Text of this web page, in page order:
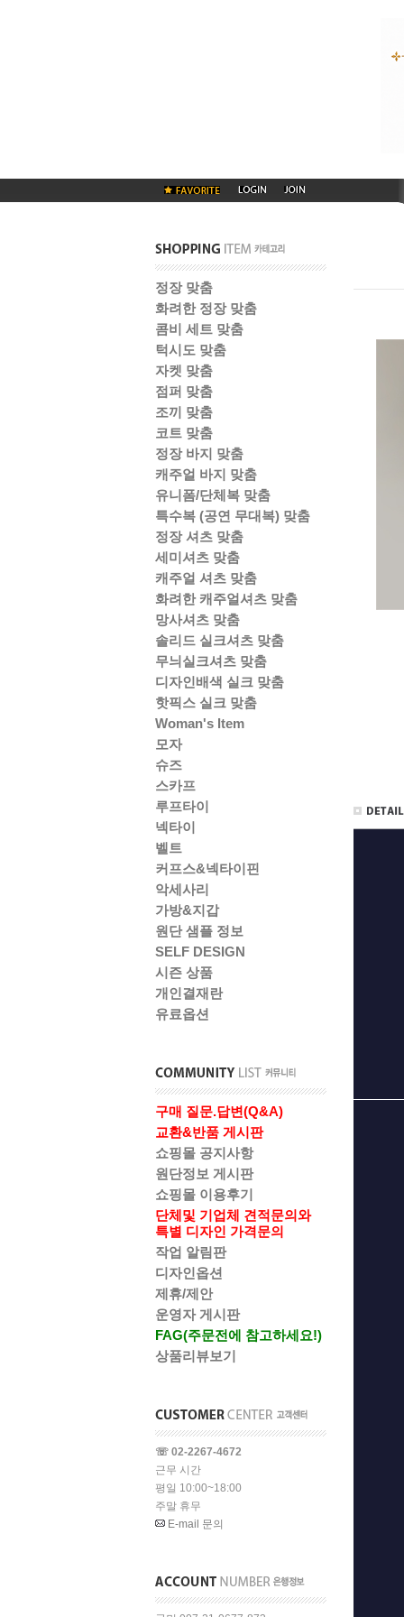
정장 맞춤
화려한 정장 맞춤
콤비 세트 맞춤
턱시도 맞춤
자켓 맞춤
점퍼 맞춤
조끼 맞춤
코트 맞춤
정장 바지 맞춤
캐주얼 바지 맞춤
유니폼/단체복 맞춤
특수복 (공연 무대복) 맞춤
정장 셔츠 맞춤
세미셔츠 맞춤
캐주얼 셔츠 맞춤
화려한 캐주얼셔츠 맞춤
망사셔츠 맞춤
솔리드 실크셔츠 맞춤
무늬실크셔츠 맞춤
디자인배색 실크 맞춤
핫픽스 실크 맞춤
Woman's Item
모자
슈즈
스카프
루프타이
넥타이
벨트
커프스&넥타이핀
악세사리
가방&지갑
원단 샘플 정보
SELF DESIGN
시즌 상품
개인결재란
유료옵션
구매 질문.답변(Q&A)
교환&반품 게시판
쇼핑몰 공지사항
원단정보 게시판
쇼핑몰 이용후기
단체및 기업체 견적문의와
특별 디자인 가격문의
작업 알림판
디자인옵션
제휴/제안
운영자 게시판
FAG(주문전에 참고하세요!)
상품리뷰보기
☏ 02-2267-4672
근무 시간
평일 10:00~18:00
주말 휴무
E-mail 문의